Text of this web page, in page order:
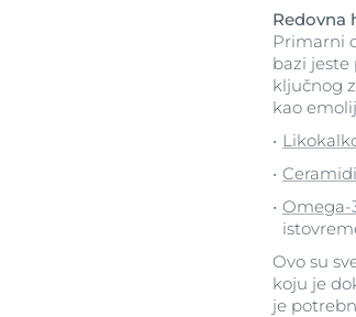
Redovna
Primarni
bazi jeste
ključnog
kao
Ceramidi
Omega-
Ovo su
koju je
je